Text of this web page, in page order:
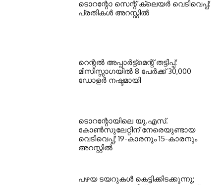
ടൊറന്റോ സെന്റ് ക്ലെയര്‍ വെടിവെപ്പ്:
പ്രതികള്‍ അറസ്റ്റില്‍
റെന്റല്‍ അപ്പാര്‍ട്ട്‌മെന്റ് തട്ടിപ്പ്:
മിസിസ്സാഗയില്‍ 8 പേര്‍ക്ക് 30,000
ഡോളര്‍ നഷ്ടമായി
ടൊറന്റോയിലെ യു.എസ്.
കോൺസുലേറ്റിന് നേരെയുണ്ടായ
വെടിവെപ്പ്; 19-കാരനും 15-കാരനും
അറസ്റ്റിൽ
പഴയ ടയറുകള്‍ കെട്ടിക്കിടക്കുന്നു;